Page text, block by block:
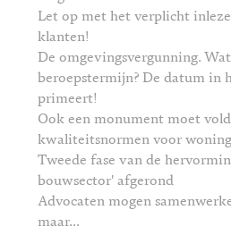
Let op met het verplicht
klanten!
De omgevingsvergunning.
beroepstermijn? De datum in
primeert!
Ook een monument moet
kwaliteitsnormen voor
Tweede fase van de
bouwsector' afgerond
Advocaten mogen
maar...